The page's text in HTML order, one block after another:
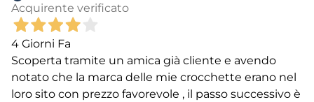
Acquirente verificato
4 Giorni Fa
Scoperta tramite un amica già cliente e avendo
notato che la marca delle mie crocchette erano nel
loro sito con prezzo favorevole , il passo successivo è